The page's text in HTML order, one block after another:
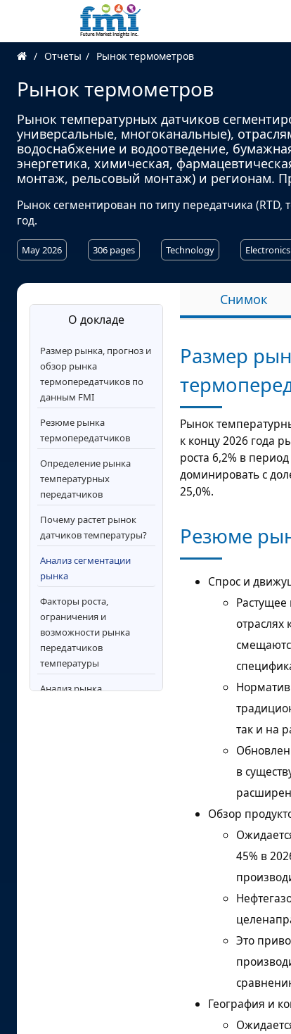
Отчеты Рынок термометров
Рынок термометров
Рынок температурных датчиков
универсальные, многоканальные),
водоснабжение и водоотведение,
энергетика, химическая,
монтаж, рельсовый монтаж) и регионам.
Рынок сегментирован по типу передатчика
год.
May 2026 306 pages Technology
О докладе
Размер рынка, прогноз и
обзор рынка
термопередатчиков по
данным FMI
Резюме рынка
термопередатчиков
Определение рынка
температурных
передатчиков
Почему растет рынок
датчиков температуры?
Анализ сегментации
рынка
Факторы роста,
ограничения и
возможности рынка
передатчиков
температуры
Анализ рынка
Снимок
Размер
Рынок
к концу 2026 года
роста 6,2% в период
доминировать с
25,0%.
Резюме
Спрос и
отраслях
так и на
в
Обзор
45% в
Это
География и